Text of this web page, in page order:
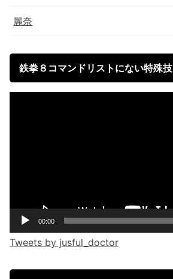
麗奈
鉄拳８コマンドリストにない特殊技
00:00
Tweets by jusful_doctor